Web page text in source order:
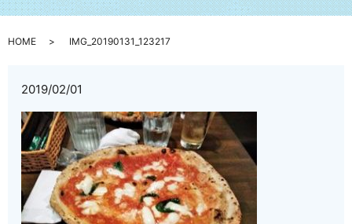
HOME IMG_20190131_123217
2019/02/01